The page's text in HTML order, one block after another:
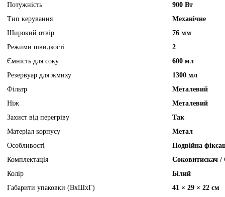
Потужність
900 Вт
Тип керування
Механічне
Широкий отвір
76 мм
Режими швидкості
2
Ємність для соку
600 мл
Резервуар для жмиху
1300 мл
Фільтр
Металевий
Ніж
Металевий
Захист від перегріву
Так
Матеріал корпусу
Метал
Особливості
Подвійна
Комплектація
Соковитискач /
Колір
Білий
Габарити упаковки (ВхШхГ)
41 × 29 × 22 см